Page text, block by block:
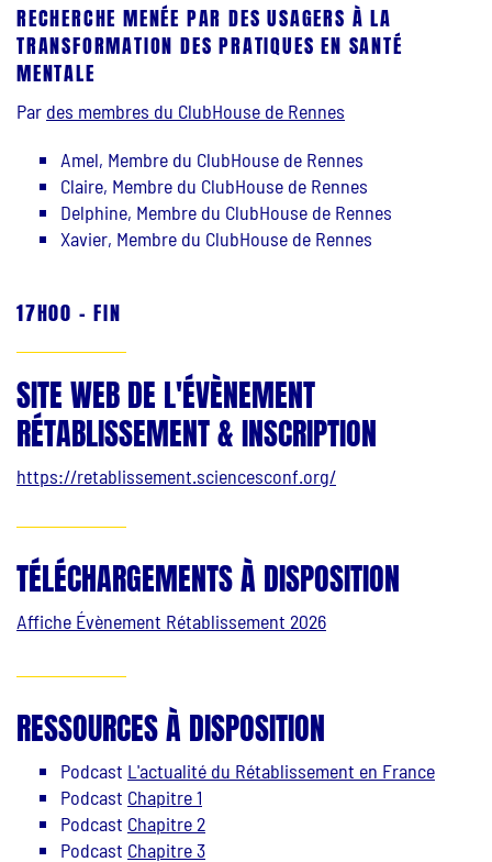
RECHERCHE MENÉE PAR DES USAGERS À LA
TRANSFORMATION DES PRATIQUES EN SANTÉ
MENTALE
Par des membres du ClubHouse de Rennes
Amel, Membre du ClubHouse de Rennes
Claire, Membre du ClubHouse de Rennes
Delphine, Membre du ClubHouse de Rennes
Xavier, Membre du ClubHouse de Rennes
17H00 – FIN
SITE WEB DE L'ÉVÈNEMENT
RÉTABLISSEMENT & INSCRIPTION
https://retablissement.sciencesconf.org/
TÉLÉCHARGEMENTS À DISPOSITION
Affiche Évènement Rétablissement 2026
RESSOURCES À DISPOSITION
Podcast L'actualité du Rétablissement en France
Podcast Chapitre 1
Podcast Chapitre 2
Podcast Chapitre 3